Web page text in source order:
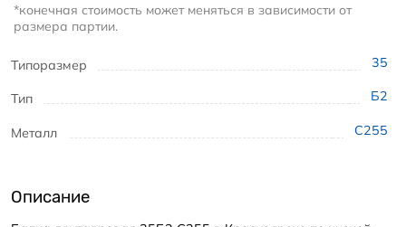
Типоразмер 35
Тип Б2
Металл С255
*конечная стоимость может меняться в зависимости от
размера партии.
Описание